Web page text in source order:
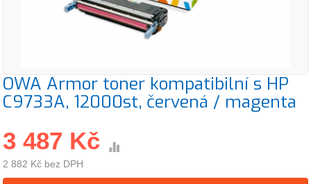
OWA Armor toner kompatibilní s HP
C9733A, 12000st, červená / magenta
3 487 Kč
2 882 Kč bez DPH